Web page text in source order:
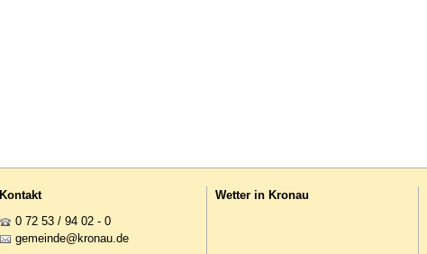
Kontakt
0 72 53 / 94 02 - 0
g m nd kr n d
Wetter in Kronau